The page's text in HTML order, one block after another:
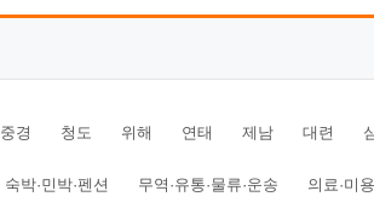
중경 청도 위해 연태 제남 대련
숙박·민박·펜션 무역·유통·물류·운송
의료·미